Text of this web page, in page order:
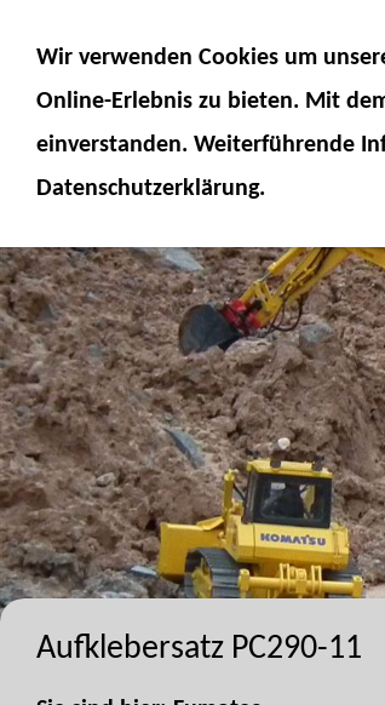
FUMOTEC
Aufklebersatz PC290-11
Wir verwenden Cookies um
Online-Erlebnis zu bieten. Mit
einverstanden. Weiterführende
Datenschutzerklärung.